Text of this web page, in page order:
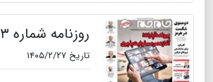
روزنامه شماره ۷۳۲۳
تاریخ ۱۴۰۵/۲/۲۷